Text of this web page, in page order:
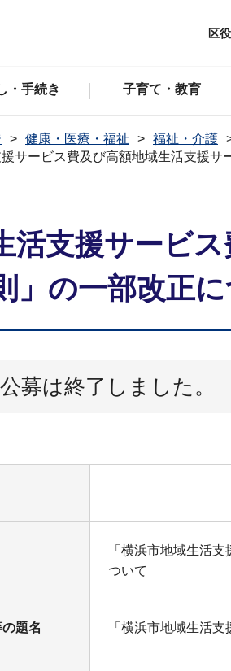
区
・手続き 子育て・教育
健康・医療・福祉 福祉・介護
援サービス費及び高額地域生活支援
活支援サービ
」の一部改正に
募は終了しました。
「横浜市地域生活
ついて
題名 「横浜市地域生活